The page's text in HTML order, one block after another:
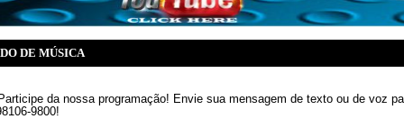
DE MÚSICA
da nossa programação! Envie sua mensagem de texto ou de voz
9800!